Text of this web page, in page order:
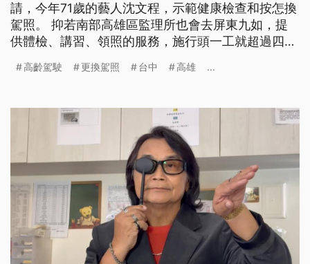
請，今年71歲的藝人沈文程，示範健康檢查和按怎換
駕照。 抑若南部高雄區監理所也會去屏東九如，提
供體檢、講習、領照的服務，施行頭一工就超過四百
高齡駕駛 更換駕照 台中 高雄 ...